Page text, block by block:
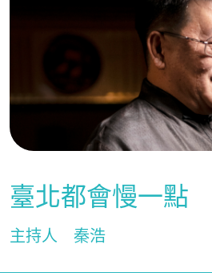
臺北都會慢一點
主持人 秦浩